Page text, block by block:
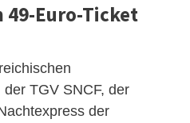
49-Euro-Ticket
TGV SNCF, der
der